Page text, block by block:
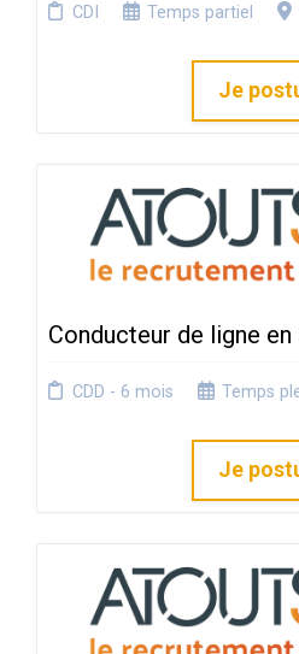
CDI Temps partiel
Je
Conducteur de ligne
CDD - 6 mois Temps
Je